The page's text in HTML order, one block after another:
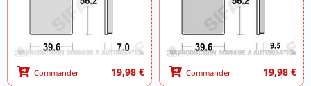
Commander 19,98 € Commander 19,98 €